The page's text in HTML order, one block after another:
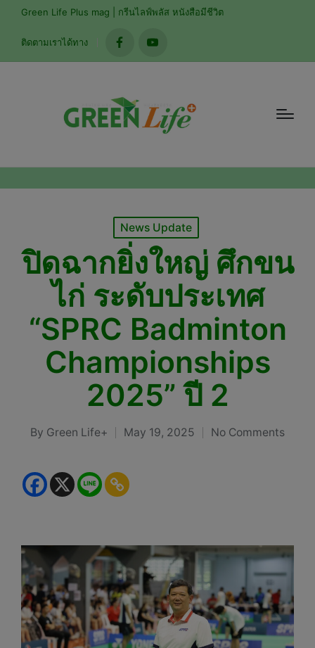
Green Life Plus mag | กรีนไลฟ์พลัส หนังสือมีชีวิต
ติดตามเราได้ทาง
facebookyoutube
Posted
News Update
ปิดฉากยิ่งใหญ่ ศึกขน
ไก่ ระดับประเทศ
“SPRC Badminton
Championships
2025” ปี 2
Posted
By Green Life+ May 19, 2025 No Comments
modal-check